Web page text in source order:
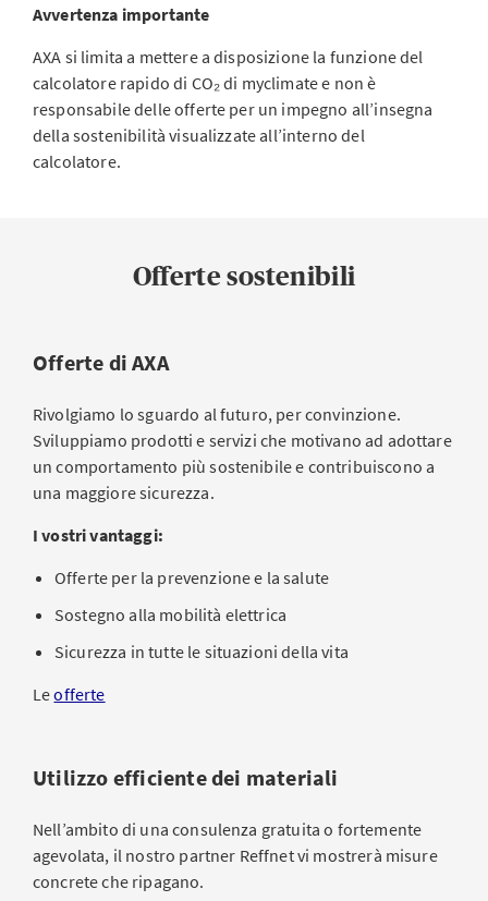
Avvertenza importante
AXA si limita a mettere a disposizione la funzione del
calcolatore rapido di CO₂ di myclimate e non è
responsabile delle offerte per un impegno all’insegna
della sostenibilità visualizzate all’interno del
calcolatore.
Offerte sostenibili
Offerte di AXA
Rivolgiamo lo sguardo al futuro, per convinzione.
Sviluppiamo prodotti e servizi che motivano ad adottare
un comportamento più sostenibile e contribuiscono a
una maggiore sicurezza.
I vostri vantaggi:
Offerte per la prevenzione e la salute
Sostegno alla mobilità elettrica
Sicurezza in tutte le situazioni della vita
Leofferte
Utilizzo efficiente dei materiali
Nell’ambito di una consulenza gratuita o fortemente
agevolata, il nostro partner Reffnet vi mostrerà misure
concrete che ripagano.